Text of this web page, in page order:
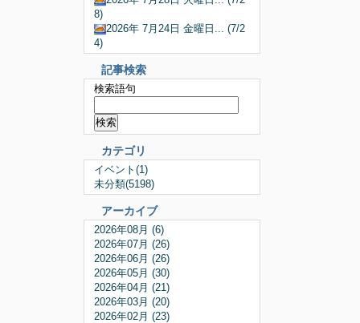
8)
2026年 7月24日 金曜日... (7/2
4)
記事検索
検索語句
カテゴリ
イベント(1)
未分類(5198)
アーカイブ
2026年08月 (6)
2026年07月 (26)
2026年06月 (26)
2026年05月 (30)
2026年04月 (21)
2026年03月 (20)
2026年02月 (23)